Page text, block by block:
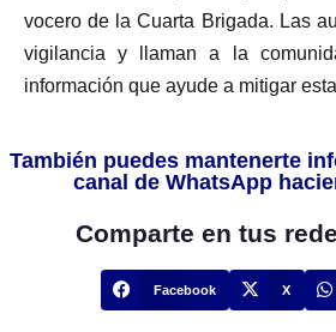
vocero de la Cuarta Brigada. Las
vigilancia y llaman a la
información que ayude a mitigar
También puedes mantenerte
canal de WhatsApp
Comparte en tus
Facebook X